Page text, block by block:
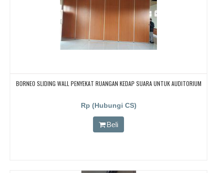
BORNEO SLIDING WALL PENYEKAT RUANGAN KEDAP SUARA UNTUK AUDITORIUM
Rp (Hubungi CS)
Beli